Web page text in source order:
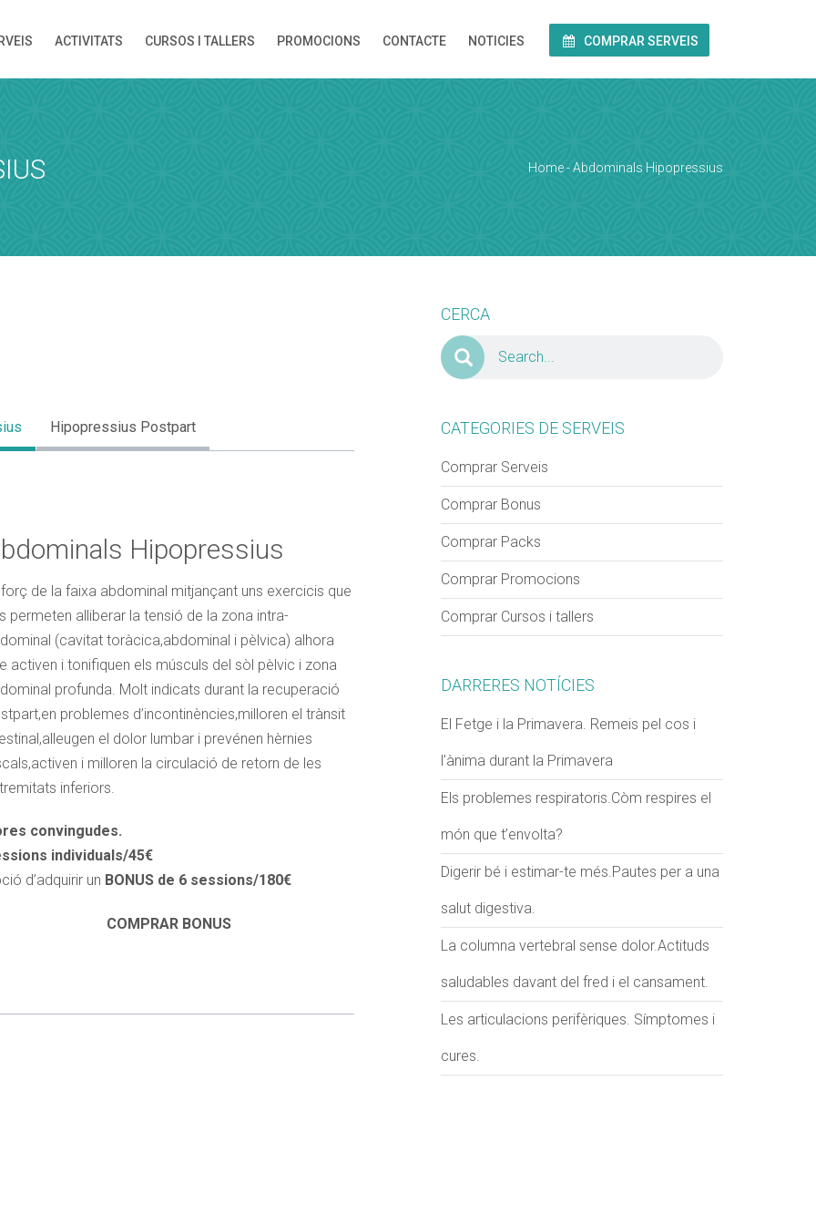
ACTIVITATS CURSOS I TALLERS PROMOCIONS CONTACTE NOTICIES COMPRAR SERVEIS
Home-Abdominals Hipopressius
Hipopressius Postpart
Hipopressius
de la faixa abdominal mitjançant uns exercicis que
permeten alliberar la tensió de la zona intra-
(cavitat toràcica,abdominal i pèlvica) alhora
activen i tonifiquen els músculs del sòl pèlvic i zona
profunda. Molt indicats durant la recuperació
problemes d’incontinències,milloren el trànsit
el dolor lumbar i prevénen hèrnies
i milloren la circulació de retorn de les
inferiors.
convingudes.
individuals/45€
d’adquirir un BONUS de 6 sessions/180€
COMPRAR BONUS
CERCA
CATEGORIES DE SERVEIS
Comprar Serveis
Comprar Bonus
Comprar Packs
Comprar Promocions
Comprar Cursos i tallers
DARRERES NOTÍCIES
El Fetge i la Primavera. Remeis pel cos i
l’ànima durant la Primavera
Els problemes respiratoris.Còm respires el
món que t’envolta?
Digerir bé i estimar-te més.Pautes per a una
salut digestiva.
La columna vertebral sense dolor.Actituds
saludables davant del fred i el cansament.
Les articulacions perifèriques. Símptomes i
cures.
Ciutat
Correu Electrònic
novetats i promocions